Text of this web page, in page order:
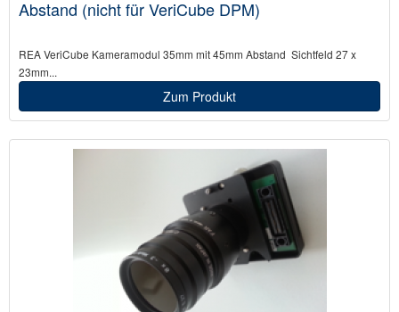
Abstand (nicht für VeriCube DPM)
REA VeriCube Kameramodul 35mm mit 45mm Abstand Sichtfeld 27 x
23mm...
Zum Produkt